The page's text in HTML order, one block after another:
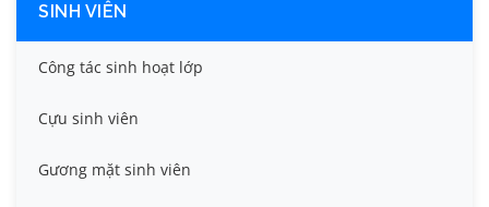
SINH VIÊN
Công tác sinh hoạt lớp
Cựu sinh viên
Gương mặt sinh viên